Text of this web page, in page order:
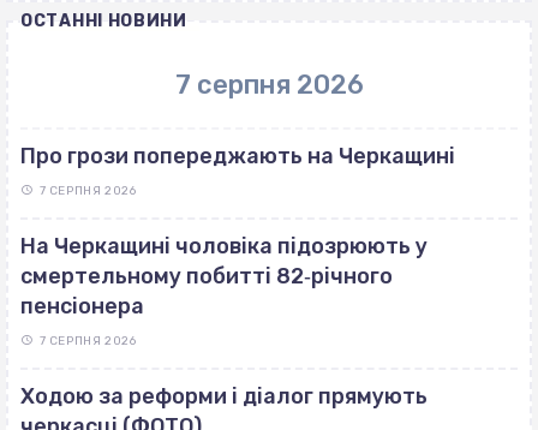
ОСТАННІ НОВИНИ
7 серпня 2026
Про грози попереджають на Черкащині
7 СЕРПНЯ 2026
На Черкащині чоловіка підозрюють у
смертельному побитті 82‐річного
пенсіонера
7 СЕРПНЯ 2026
Ходою за реформи і діалог прямують